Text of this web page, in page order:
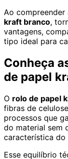
Ao
kraft branco,
vantagens,
tipo ideal para
Conheça
de papel
O rolo de papel
fibras de
processos que
do material sem
característica do
Esse equilíbrio